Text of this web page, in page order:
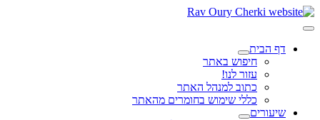
דף הבית
חיפוש באתר
עזור לנו!
כתוב למנהל האתר
כללי שימוש בחומרים מהאתר
שיעורים